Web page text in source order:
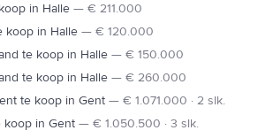
in Halle — € 211.000
koop in Halle — € 120.000
te koop in Halle — € 150.000
te koop in Halle — € 260.000
te koop in Gent — € 1.071.000 · 2 slk.
koop in Gent — € 1.050.500 · 3 slk.